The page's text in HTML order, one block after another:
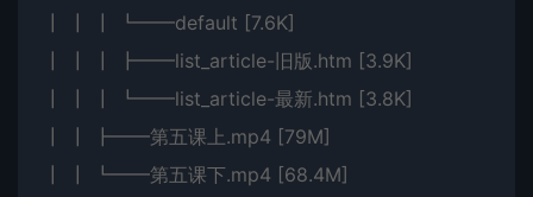
┃ ┃ ┃ ┗━━default [7.6K]
┃ ┃ ┃ ┣━━list_article-旧版.htm [3.9K]
┃ ┃ ┃ ┗━━list_article-最新.htm [3.8K]
┃ ┃ ┣━━第五课上.mp4 [79M]
┃ ┃ ┗━━第五课下.mp4 [68.4M]